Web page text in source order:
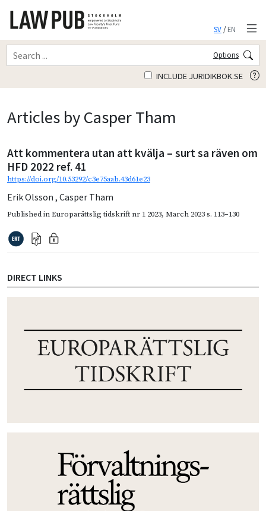
SV/EN
Options
INCLUDE JURIDIKBOK.SE
Articles by Casper Tham
Att kommentera utan att kvälja – surt sa räven om
HFD 2022 ref. 41
https://doi.org/10.53292/c3e75aab.43d61e23
Erik Olsson , Casper Tham
Published inEuroparättslig tidskrift nr 1 2023, March 2023s. 113–130
DIRECT LINKS